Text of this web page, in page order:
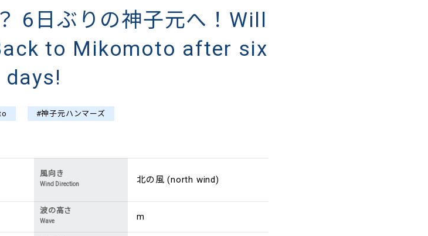
6日ぶりの神子元へ！Will
to Mikomoto after six
days!
#神子元ハンマーズ
風向き
Wind Direction 北の風 (north wind)
波の高さ
Wave m